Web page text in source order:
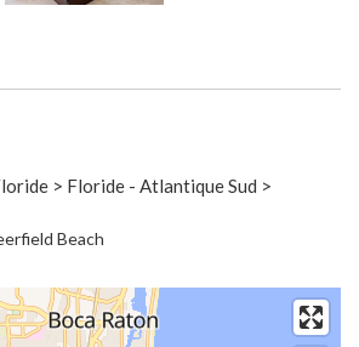
> Floride - Atlantique Sud >
Beach